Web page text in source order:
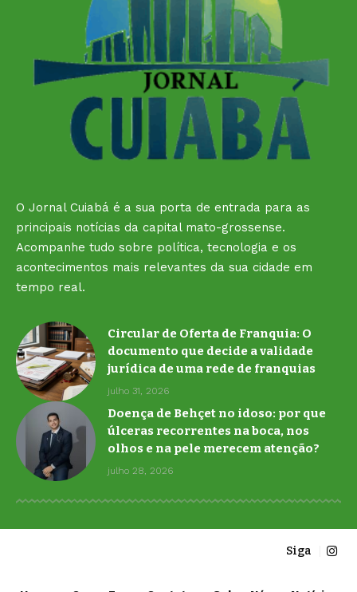
O Jornal Cuiabá é a sua porta de entrada para as
principais notícias da capital mato-grossense.
Acompanhe tudo sobre política, tecnologia e os
acontecimentos mais relevantes da sua cidade em
tempo real.
Circular de Oferta de Franquia: O
documento que decide a validade
jurídica de uma rede de franquias
julho 31, 2026
Doença de Behçet no idoso: por que
úlceras recorrentes na boca, nos
olhos e na pele merecem atenção?
julho 28, 2026
Siga